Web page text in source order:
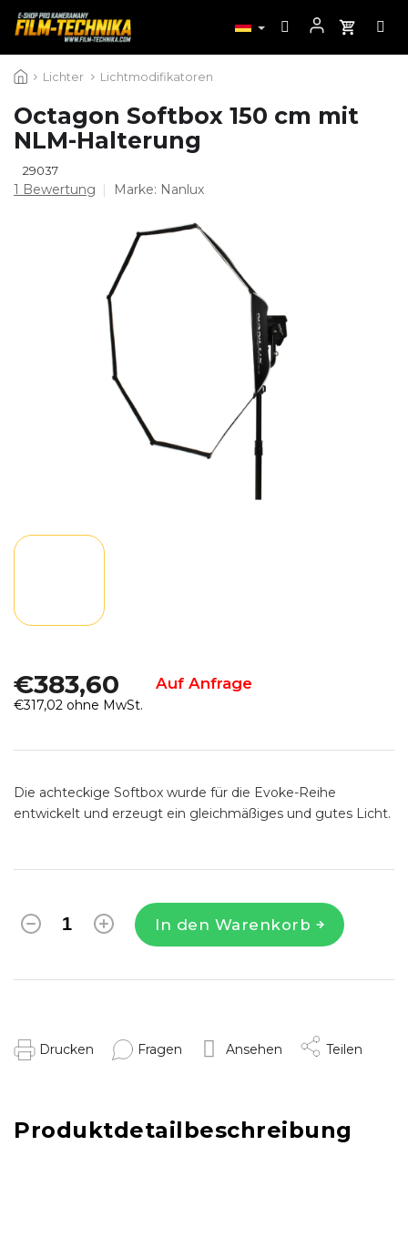
Inhalt Lichter Lichtmodifikatoren
Octagon Softbox 150 cm mit
NLM-Halterung
29037
Die
1 Bewertung Marke: Nanlux
€383,60 Auf Anfrage
€317,02 ohne MwSt.
In den Warenkorb
Die achteckige Softbox wurde für die Evoke-Reihe
entwickelt und erzeugt ein gleichmäßiges und gutes Licht.
Drucken Fragen Ansehen Teilen
Produktdetailbeschreibung